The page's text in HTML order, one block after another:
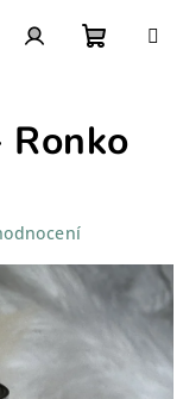
košík
Ronko